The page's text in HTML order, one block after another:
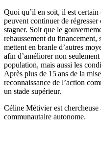
Quoi qu’il en soit, il est
peuvent continuer de
stagner. Soit que le
rehaussement du
mettent en branle d’autres
afin d’améliorer non
population, mais aussi les
Après plus de 15 ans de la
reconnaissance de l’action
un stade supérieur.
Céline Métivier est chercheuse
communautaire autonome.